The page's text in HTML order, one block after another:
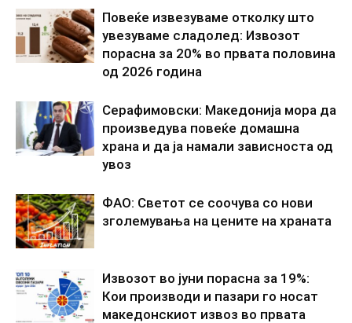
Повеќе извезуваме отколку што
увезуваме сладолед: Извозот
порасна за 20% во првата половина
од 2026 година
Серафимовски: Македонија мора да
произведува повеќе домашна
храна и да ја намали зависноста од
увоз
ФАО: Светот се соочува со нови
зголемувања на цените на храната
Извозот во јуни порасна за 19%:
Кои производи и пазари го носат
македонскиот извоз во првата